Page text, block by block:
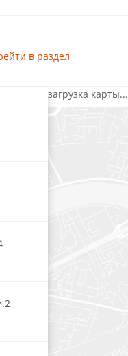
в раздел
загрузка карты...